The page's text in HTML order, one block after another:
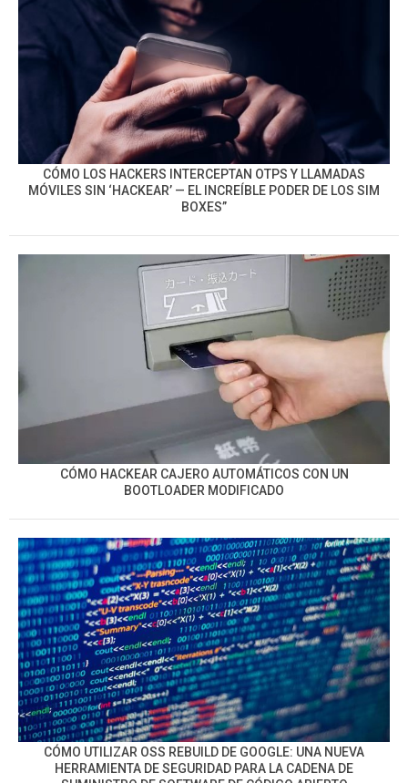
CÓMO LOS HACKERS INTERCEPTAN OTPS Y LLAMADAS
MÓVILES SIN ‘HACKEAR’ — EL INCREÍBLE PODER DE LOS SIM
BOXES”
CÓMO HACKEAR CAJERO AUTOMÁTICOS CON UN
BOOTLOADER MODIFICADO
CÓMO UTILIZAR OSS REBUILD DE GOOGLE: UNA NUEVA
HERRAMIENTA DE SEGURIDAD PARA LA CADENA DE